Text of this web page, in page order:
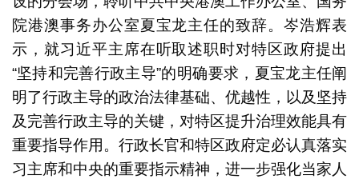
院港澳事务办公室夏宝龙主任的致辞。岑浩辉表
示，就习近平主席在听取述职时对特区政府提出
“坚持和完善行政主导”的明确要求，夏宝龙主任阐
明了行政主导的政治法律基础、优越性，以及坚持
及完善行政主导的关键，对特区提升治理效能具有
重要指导作用。行政长官和特区政府定必认真落实
习主席和中央的重要指示精神，进一步强化当家人